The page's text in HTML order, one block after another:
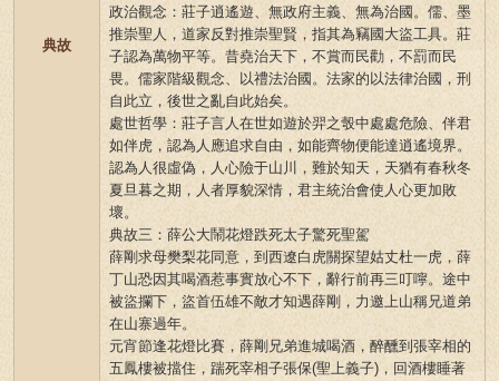
典故
政治觀念：莊子逍遙遊、無政府主義、無為治國。儒、墨
推崇聖人，道家反對推崇聖賢，指其為竊國大盜工具。莊
子認為萬物平等。昔堯治天下，不賞而民勸，不罰而民
畏。儒家階級觀念、以禮法治國。法家的以法律治國，刑
自此立，後世之亂自此始矣。
處世哲學：莊子言人在世如遊於羿之彀中處處危險、伴君
如伴虎，認為人應追求自由，如能齊物便能達逍遙境界。
認為人很虛偽，人心險于山川，難於知天，天猶有春秋冬
夏旦暮之期，人者厚貌深情，君主統治會使人心更加敗
壞。
典故三：薛公大鬧花燈跌死太子驚死聖駕
薛剛求母樊梨花同意，到西遼白虎關探望姑丈杜一虎，薛
丁山恐因其喝酒惹事實放心不下，辭行前再三叮嚀。途中
被盜攔下，盜首伍雄不敵才知遇薛剛，力邀上山稱兄道弟
在山寨過年。
元宵節逢花燈比賽，薛剛兄弟進城喝酒，醉醺到張宰相的
五鳳樓被擋住，踹死宰相子張保(聖上義子)，回酒樓睡著